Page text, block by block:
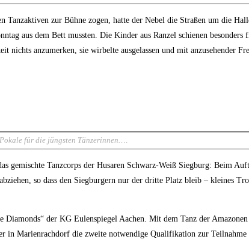
Tanzaktiven zur Bühne zogen, hatte der Nebel die Straßen um die
aus dem Bett mussten. Die Kinder aus Ranzel schienen
anzumerken, sie wirbelte ausgelassen und mit anzusehender
für die jüngsten Tänzerinnen….
gemischte Tanzcorps der Husaren Schwarz-Weiß Siegburg: Beim
so dass den Siegburgern nur der dritte Platz bleib – kleines
der KG Eulenspiegel Aachen. Mit dem Tanz der
in Marienrachdorf die zweite notwendige Qualifikation zur Teilnahme